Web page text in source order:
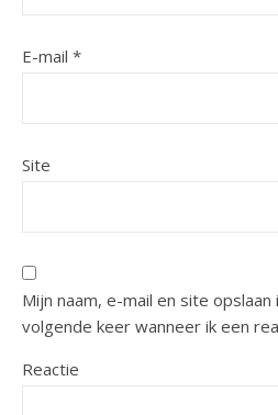
E-mail *
Site
Mijn naam, e-mail en site
volgende keer wanneer ik een
Reactie